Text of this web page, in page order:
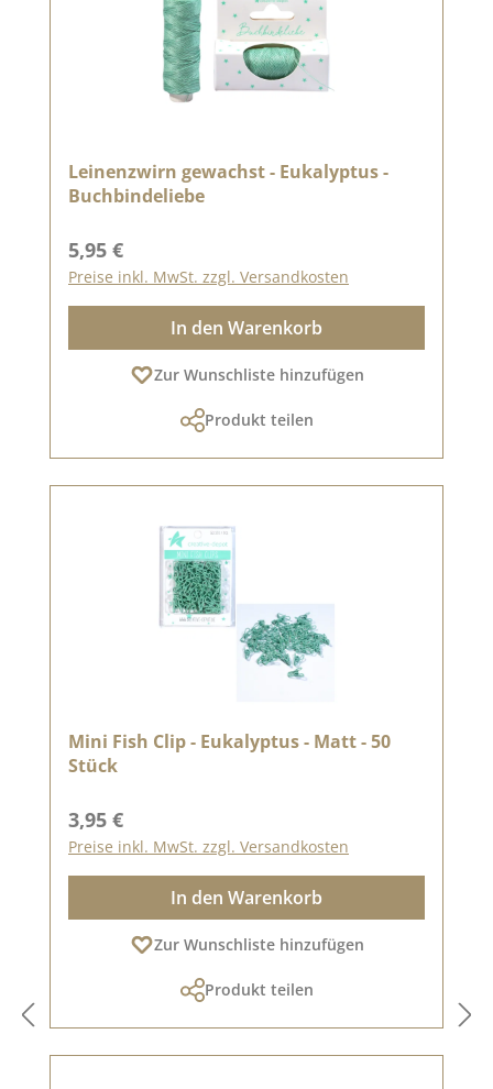
Leinenzwirn gewachst - Eukalyptus -
Buchbindeliebe
Regulärer Preis:
5,95 €
Preise inkl. MwSt. zzgl. Versandkosten
In den Warenkorb
Zur Wunschliste hinzufügen
Produkt teilen
Mini Fish Clip - Eukalyptus - Matt - 50
Stück
Regulärer Preis:
3,95 €
Preise inkl. MwSt. zzgl. Versandkosten
In den Warenkorb
Zur Wunschliste hinzufügen
Produkt teilen